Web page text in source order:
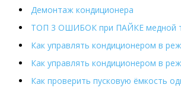
Демонтаж кондиционера
ТОП 3 ОШИБОК при ПАЙКЕ медной
Как управлять кондиционером в
Как управлять кондиционером в
Как проверить пусковую ёмкость